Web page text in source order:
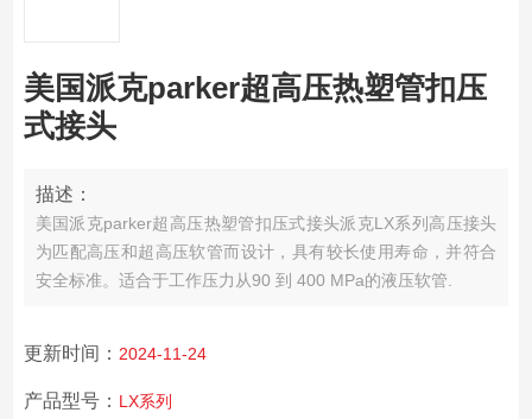
美国派克parker超高压热塑管扣压
式接头
描述：
美国派克parker超高压热塑管扣压式接头派克LX系列高压接头
为匹配高压和超高压软管而设计，具有较长使用寿命，并符合
安全标准。适合于工作压力从90 到 400 MPa的液压软管.
更新时间： 2024-11-24
产品型号： LX系列